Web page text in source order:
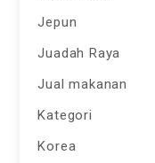
Jepun
Juadah Raya
Jual makanan
Kategori
Korea